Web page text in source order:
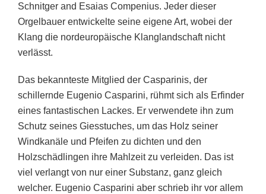
Schnitger and Esaias Compenius. Jeder dieser
Orgelbauer entwickelte seine eigene Art, wobei der
Klang die nordeuropäische Klanglandschaft nicht
verlässt.
Das bekannteste Mitglied der Casparinis, der
schillernde Eugenio Casparini, rühmt sich als Erfinder
eines fantastischen Lackes. Er verwendete ihn zum
Schutz seines Giesstuches, um das Holz seiner
Windkanäle und Pfeifen zu dichten und den
Holzschädlingen ihre Mahlzeit zu verleiden. Das ist
viel verlangt von nur einer Substanz, ganz gleich
welcher. Eugenio Casparini aber schrieb ihr vor allem